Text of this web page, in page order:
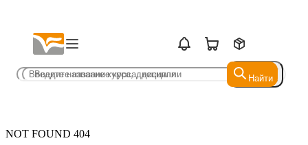
Найти
Найти
NOT FOUND 404